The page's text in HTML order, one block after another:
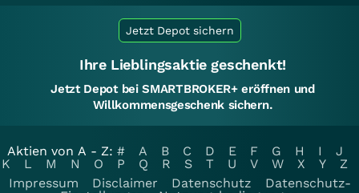
Jetzt Depot sichern
Ihre Lieblingsaktie geschenkt!
Jetzt Depot bei SMARTBROKER+ eröffnen und
Willkommensgeschenk sichern.
Aktien von A - Z: # A B C D E F G H I
J
K
L M N O P Q R S T U V W X Y
Z
Impressum
Disclaimer Datenschutz
Datenschutz-